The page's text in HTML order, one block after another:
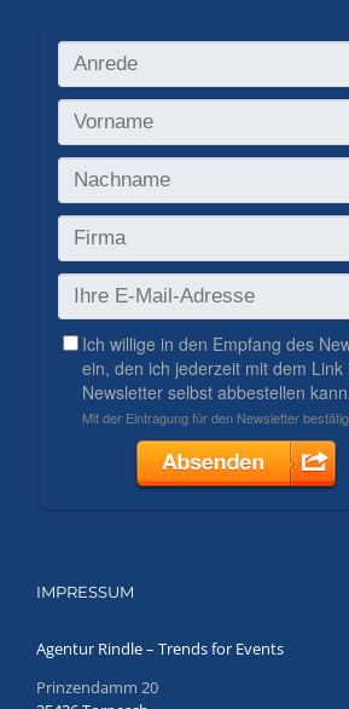
IMPRESSUM
Agentur Rindle – Trends for Events
Prinzendamm 20